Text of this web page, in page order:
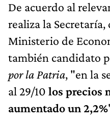
De acuerdo al
realiza la Secretaría,
Ministerio de
también candidato
por la Patria, "en la
al 29/10 los precios
aumentado un 2,2%